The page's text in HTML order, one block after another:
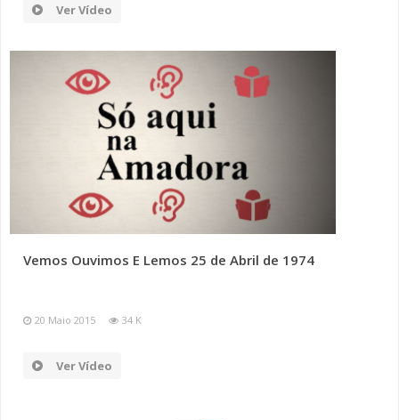
Ver Vídeo
Vemos Ouvimos E Lemos 25 de Abril de 1974
20 Maio 2015 34 K
Ver Vídeo